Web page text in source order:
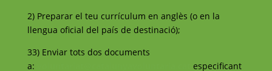
2) Preparar el teu currículum en anglès (o en la
llengua oficial del país de destinació);
33) Enviar tots dos documents
a:
especificant